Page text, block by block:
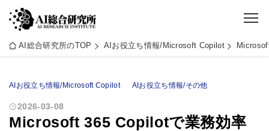
AI総合研究所のTOP AIお役立ち情報/Microsoft Copilot
AIお役立ち情報/Microsoft Copilot AIお役立ち情報/その他
2026-03-08
Microsoft 365 Copilotで業務効率